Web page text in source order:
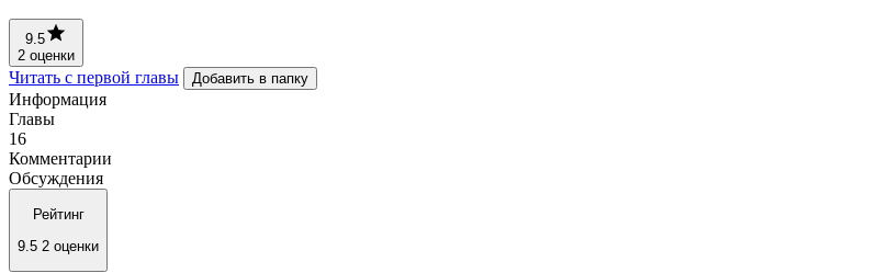
9.5
2 оценки
Читать с первой главы Добавить в папку
Информация
Главы
16
Комментарии
Обсуждения
Рейтинг
9.5 2 оценки